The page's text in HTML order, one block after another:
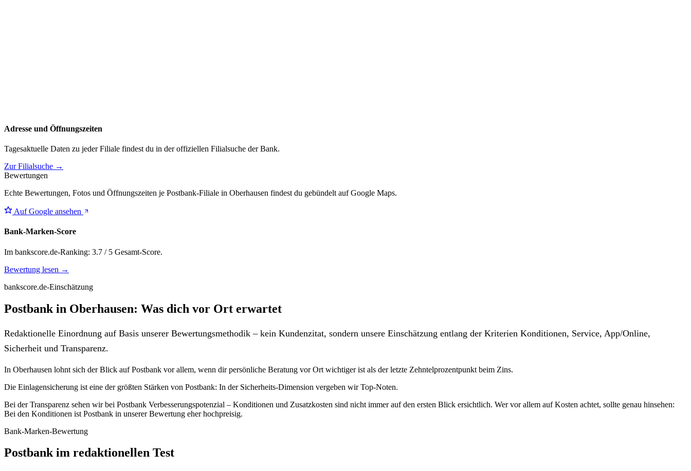
Adresse und Öffnungszeiten
Tagesaktuelle Daten zu jeder Filiale findest du in der offiziellen Filialsuche der Bank.
Zur Filialsuche →
Bewertungen
Echte Bewertungen, Fotos und Öffnungszeiten je Postbank-Filiale in Oberhausen findest du gebündelt auf Google Maps.
Auf Google ansehen
Bank-Marken-Score
Im bankscore.de-Ranking: 3.7 / 5 Gesamt-Score.
Bewertung lesen →
bankscore.de-Einschätzung
Postbank in Oberhausen: Was dich vor Ort erwartet
Redaktionelle Einordnung auf Basis unserer Bewertungsmethodik – kein Kundenzitat, sondern unsere Einschätzung entlang der Kriterien Konditionen, Service, App/Online,
Sicherheit und Transparenz.
In Oberhausen lohnt sich der Blick auf Postbank vor allem, wenn dir persönliche Beratung vor Ort wichtiger ist als der letzte Zehntelprozentpunkt beim Zins.
Die Einlagensicherung ist eine der größten Stärken von Postbank: In der Sicherheits-Dimension vergeben wir Top-Noten.
Bei der Transparenz sehen wir bei Postbank Verbesserungspotenzial – Konditionen und Zusatzkosten sind nicht immer auf den ersten Blick ersichtlich. Wer vor allem auf Kosten achtet, sollte genau hinsehen:
Bei den Konditionen ist Postbank in unserer Bewertung eher hochpreisig.
Bank-Marken-Bewertung
Postbank im redaktionellen Test